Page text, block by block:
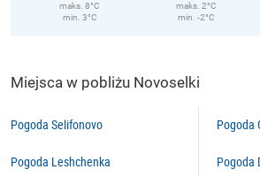
maks. 8°C
min. 3°C
maks. 2°C
min. -2°C
Miejsca w pobliżu Novoselki
Pogoda Selifonovo
Pogoda Leshchenka
Pogoda
Pogoda